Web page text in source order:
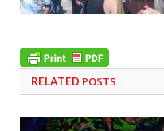
RELATED POSTS